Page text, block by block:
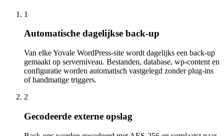
1
Automatische dagelijkse back-up
Van elke Yovale WordPress-site wordt dagelijks een back-up
gemaakt op serverniveau. Bestanden, database, wp-content en
configuratie worden automatisch vastgelegd zonder plug-ins
of handmatige triggers.
2
Gecodeerde externe opslag